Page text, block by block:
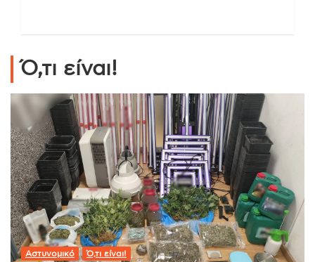
Ό,τι είναι!
Αστυνομικό Ό,τι είναι!